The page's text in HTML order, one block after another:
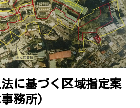
に基づく区域指定案
務所）